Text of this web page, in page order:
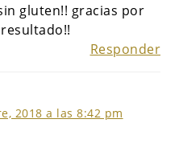
gluten!! gracias por
Responder
2018 a las 8:42 pm